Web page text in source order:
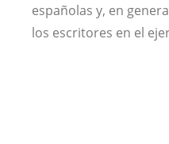
españolas y, en
los escritores en el